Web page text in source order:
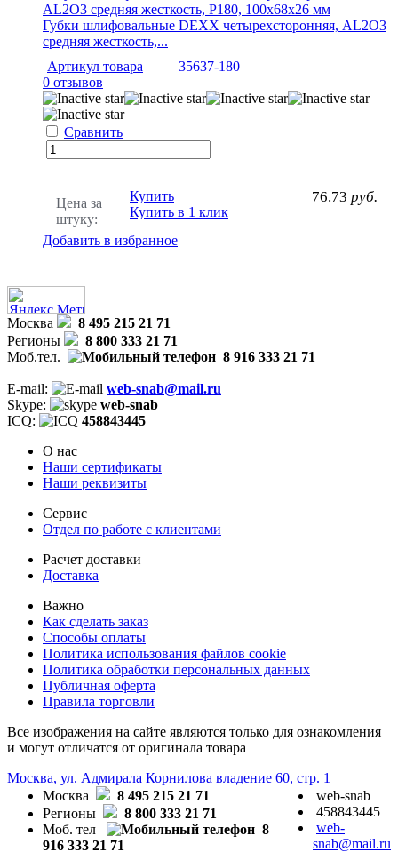
Губки шлифовальные DEXX четырехсторонняя, AL2O3
средняя жесткость,...
Артикул товара
35637-180
0 отзывов
Сравнить
Цена за
штуку:
76.73 руб.
Купить
Купить в 1 клик
Добавить в избранное
Москва
8 495 215 21 71
Регионы
8 800 333 21 71
Моб.тел.
8 916 333 21 71
E-mail:
web-snab@mail.ru
Skype:
web-snab
ICQ:
458843445
О нас
Наши сертификаты
Наши реквизиты
Сервис
Отдел по работе с клиентами
Расчет доставки
Доставка
Важно
Как сделать заказ
Способы оплаты
Политика использования файлов cookie
Политика обработки персональных данных
Публичная оферта
Правила торговли
Все изображения на сайте являются только для ознакомления
и могут отличатся от оригинала товара
Москва, ул. Адмирала Корнилова владение 60, стр. 1
Москва
8 495 215 21 71
Регионы
8 800 333 21 71
Моб. тел
8
916 333 21 71
web-snab
458843445
web-
snab@mail.ru